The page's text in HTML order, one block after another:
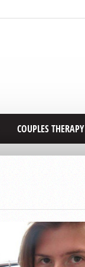
COUPLES THERAPY